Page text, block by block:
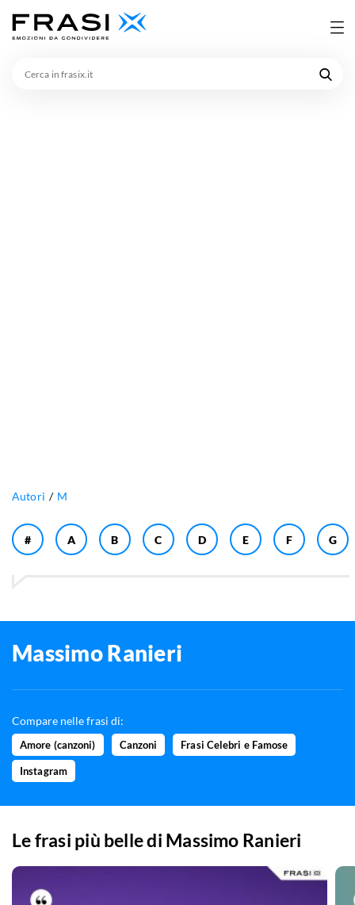
Autori M
# A B C D E F G
Massimo Ranieri
Compare nelle frasi di:
Amore (canzoni) Canzoni Frasi Celebri e Famose
Instagram
Le frasi più belle di Massimo Ranieri